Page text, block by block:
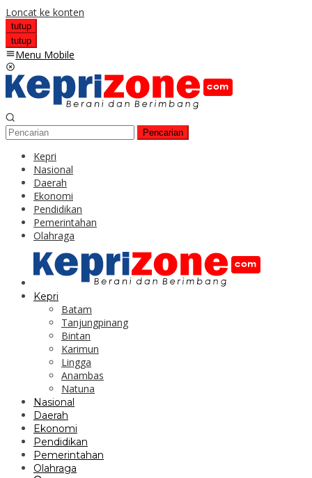
Loncat ke konten
tutup
tutup
Menu Mobile
Pencarian
Kepri
Nasional
Daerah
Ekonomi
Pendidikan
Pemerintahan
Olahraga
Kepri
Batam
Tanjungpinang
Bintan
Karimun
Lingga
Anambas
Natuna
Nasional
Daerah
Ekonomi
Pendidikan
Pemerintahan
Olahraga